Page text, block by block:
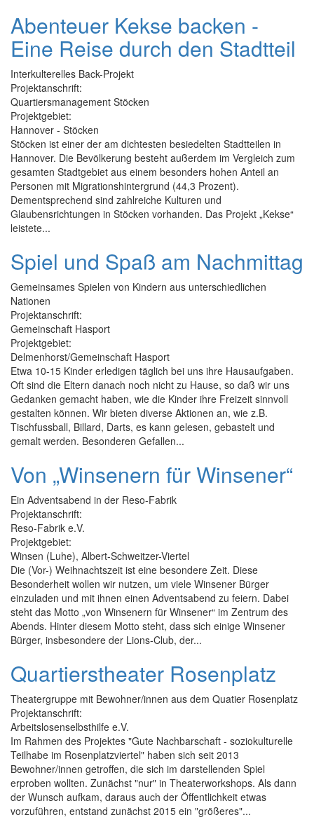
Abenteuer Kekse backen -
Eine Reise durch den Stadtteil
Interkulterelles Back-Projekt
Projektanschrift:
Quartiersmanagement Stöcken
Projektgebiet:
Hannover - Stöcken
Stöcken ist einer der am dichtesten besiedelten Stadtteilen in
Hannover. Die Bevölkerung besteht außerdem im Vergleich zum
gesamten Stadtgebiet aus einem besonders hohen Anteil an
Personen mit Migrationshintergrund (44,3 Prozent).
Dementsprechend sind zahlreiche Kulturen und
Glaubensrichtungen in Stöcken vorhanden. Das Projekt „Kekse“
leistete...
Spiel und Spaß am Nachmittag
Gemeinsames Spielen von Kindern aus unterschiedlichen
Nationen
Projektanschrift:
Gemeinschaft Hasport
Projektgebiet:
Delmenhorst/Gemeinschaft Hasport
Etwa 10-15 Kinder erledigen täglich bei uns ihre Hausaufgaben.
Oft sind die Eltern danach noch nicht zu Hause, so daß wir uns
Gedanken gemacht haben, wie die Kinder ihre Freizeit sinnvoll
gestalten können. Wir bieten diverse Aktionen an, wie z.B.
Tischfussball, Billard, Darts, es kann gelesen, gebastelt und
gemalt werden. Besonderen Gefallen...
Von „Winsenern für Winsener“
Ein Adventsabend in der Reso-Fabrik
Projektanschrift:
Reso-Fabrik e.V.
Projektgebiet:
Winsen (Luhe), Albert-Schweitzer-Viertel
Die (Vor-) Weihnachtszeit ist eine besondere Zeit. Diese
Besonderheit wollen wir nutzen, um viele Winsener Bürger
einzuladen und mit ihnen einen Adventsabend zu feiern. Dabei
steht das Motto „von Winsenern für Winsener“ im Zentrum des
Abends. Hinter diesem Motto steht, dass sich einige Winsener
Bürger, insbesondere der Lions-Club, der...
Quartierstheater Rosenplatz
Theatergruppe mit Bewohner/innen aus dem Quatier Rosenplatz
Projektanschrift:
Arbeitslosenselbsthilfe e.V.
Im Rahmen des Projektes "Gute Nachbarschaft - soziokulturelle
Teilhabe im Rosenplatzviertel" haben sich seit 2013
Bewohner/innen getroffen, die sich im darstellenden Spiel
erproben wollten. Zunächst "nur" in Theaterworkshops. Als dann
der Wunsch aufkam, daraus auch der Öffentlichkeit etwas
vorzuführen, entstand zunächst 2015 ein "größeres"...